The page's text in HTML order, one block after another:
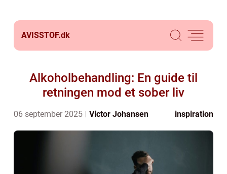
AVISSTOF.dk
Alkoholbehandling: En guide til
retningen mod et sober liv
06 september 2025 Victor Johansen inspiration